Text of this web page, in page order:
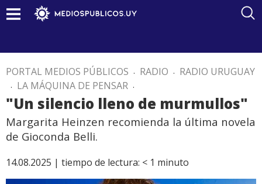
PORTAL MEDIOS PÚBLICOS . RADIO . RADIO URUGUAY
. LA MÁQUINA DE PENSAR .
"Un silencio lleno de murmullos"
Margarita Heinzen recomienda la última novela
de Gioconda Belli.
14.08.2025 | tiempo de lectura: < 1 minuto